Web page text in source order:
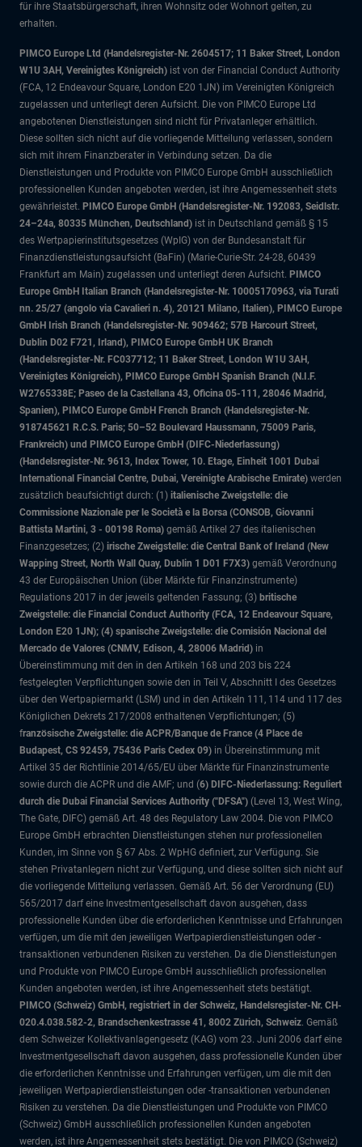
für ihre Staatsbürgerschaft, ihren Wohnsitz oder Wohnort gelten, zu
erhalten.
PIMCO Europe Ltd (Handelsregister-Nr. 2604517; 11 Baker Street, London
W1U 3AH, Vereinigtes Königreich) ist von der Financial Conduct Authority
(FCA, 12 Endeavour Square, London E20 1JN) im Vereinigten Königreich
zugelassen und unterliegt deren Aufsicht. Die von PIMCO Europe Ltd
angebotenen Dienstleistungen sind nicht für Privatanleger erhältlich.
Diese sollten sich nicht auf die vorliegende Mitteilung verlassen, sondern
sich mit ihrem Finanzberater in Verbindung setzen. Da die
Dienstleistungen und Produkte von PIMCO Europe GmbH ausschließlich
professionellen Kunden angeboten werden, ist ihre Angemessenheit stets
gewährleistet. PIMCO Europe GmbH (Handelsregister-Nr. 192083, Seidlstr.
24–24a, 80335 München, Deutschland) ist in Deutschland gemäß § 15
des Wertpapierinstitutsgesetzes (WpIG) von der Bundesanstalt für
Finanzdienstleistungsaufsicht (BaFin) (Marie-Curie-Str. 24-28, 60439
Frankfurt am Main) zugelassen und unterliegt deren Aufsicht. PIMCO
Europe GmbH Italian Branch (Handelsregister-Nr. 10005170963, via Turati
nn. 25/27 (angolo via Cavalieri n. 4), 20121 Milano, Italien), PIMCO Europe
GmbH Irish Branch (Handelsregister-Nr. 909462; 57B Harcourt Street,
Dublin D02 F721, Irland), PIMCO Europe GmbH UK Branch
(Handelsregister-Nr. FC037712; 11 Baker Street, London W1U 3AH,
Vereinigtes Königreich), PIMCO Europe GmbH Spanish Branch (N.I.F.
W2765338E; Paseo de la Castellana 43, Oficina 05-111, 28046 Madrid,
Spanien), PIMCO Europe GmbH French Branch (Handelsregister-Nr.
918745621 R.C.S. Paris; 50–52 Boulevard Haussmann, 75009 Paris,
Frankreich) und PIMCO Europe GmbH (DIFC-Niederlassung)
(Handelsregister-Nr. 9613, Index Tower, 10. Etage, Einheit 1001 Dubai
International Financial Centre, Dubai, Vereinigte Arabische Emirate) werden
zusätzlich beaufsichtigt durch: (1) italienische Zweigstelle: die
Commissione Nazionale per le Società e la Borsa (CONSOB, Giovanni
Battista Martini, 3 - 00198 Roma) gemäß Artikel 27 des italienischen
Finanzgesetzes; (2) irische Zweigstelle: die Central Bank of Ireland (New
Wapping Street, North Wall Quay, Dublin 1 D01 F7X3) gemäß Verordnung
43 der Europäischen Union (über Märkte für Finanzinstrumente)
Regulations 2017 in der jeweils geltenden Fassung; (3) britische
Zweigstelle: die Financial Conduct Authority (FCA, 12 Endeavour Square,
London E20 1JN); (4) spanische Zweigstelle: die Comisión Nacional del
Mercado de Valores (CNMV, Edison, 4, 28006 Madrid) in
Übereinstimmung mit den in den Artikeln 168 und 203 bis 224
festgelegten Verpflichtungen sowie den in Teil V, Abschnitt I des Gesetzes
über den Wertpapiermarkt (LSM) und in den Artikeln 111, 114 und 117 des
Königlichen Dekrets 217/2008 enthaltenen Verpflichtungen; (5)
französische Zweigstelle: die ACPR/Banque de France (4 Place de
Budapest, CS 92459, 75436 Paris Cedex 09) in Übereinstimmung mit
Artikel 35 der Richtlinie 2014/65/EU über Märkte für Finanzinstrumente
sowie durch die ACPR und die AMF; und (6) DIFC-Niederlassung: Reguliert
durch die Dubai Financial Services Authority ("DFSA") (Level 13, West Wing,
The Gate, DIFC) gemäß Art. 48 des Regulatory Law 2004. Die von PIMCO
Europe GmbH erbrachten Dienstleistungen stehen nur professionellen
Kunden, im Sinne von § 67 Abs. 2 WpHG definiert, zur Verfügung. Sie
stehen Privatanlegern nicht zur Verfügung, und diese sollten sich nicht auf
die vorliegende Mitteilung verlassen. Gemäß Art. 56 der Verordnung (EU)
565/2017 darf eine Investmentgesellschaft davon ausgehen, dass
professionelle Kunden über die erforderlichen Kenntnisse und Erfahrungen
verfügen, um die mit den jeweiligen Wertpapierdienstleistungen oder -
transaktionen verbundenen Risiken zu verstehen. Da die Dienstleistungen
und Produkte von PIMCO Europe GmbH ausschließlich professionellen
Kunden angeboten werden, ist ihre Angemessenheit stets bestätigt.
PIMCO (Schweiz) GmbH, registriert in der Schweiz, Handelsregister-Nr. CH-
020.4.038.582-2, Brandschenkestrasse 41, 8002 Zürich, Schweiz. Gemäß
dem Schweizer Kollektivanlagengesetz (KAG) vom 23. Juni 2006 darf eine
Investmentgesellschaft davon ausgehen, dass professionelle Kunden über
die erforderlichen Kenntnisse und Erfahrungen verfügen, um die mit den
jeweiligen Wertpapierdienstleistungen oder -transaktionen verbundenen
Risiken zu verstehen. Da die Dienstleistungen und Produkte von PIMCO
(Schweiz) GmbH ausschließlich professionellen Kunden angeboten
werden, ist ihre Angemessenheit stets bestätigt. Die von PIMCO (Schweiz)